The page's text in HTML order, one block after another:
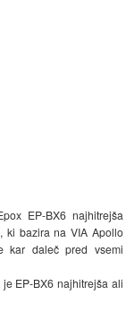
EP-BX6 najhitrejša
ki bazira na VIA Apollo
kar daleč pred vsemi
EP-BX6 najhitrejša ali